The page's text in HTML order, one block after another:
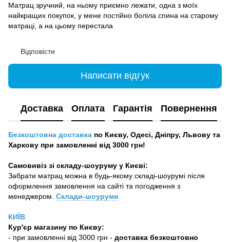
Матрац зручний, на ньому приємно лежати, одна з моїх
найкращих покупок, у мене постійно боліла спина на старому
матраці, а на цьому перестала
Відповісти
Написати відгук
Доставка Оплата Гарантія Повернення
Безкоштовна доставка по Києву, Одесі, Дніпру, Львову та
Харкову при замовленні від 3000 грн!
Самовивіз зі складу-шоуруму у Києві:
Забрати матрац можна в будь-якому складі-шоурумі після
оформлення замовлення на сайті та погодження з
менеджером. Склади-шоуруми
КИЇВ
Кур'єр магазину по Києву:
- при замовленні від 3000 грн - доставка безкоштовно